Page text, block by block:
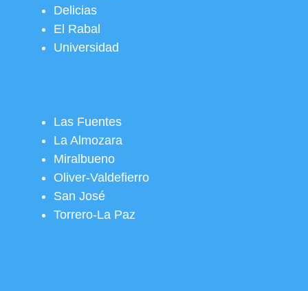
Delicias
El Rabal
Universidad
Las Fuentes
La Almozara
Miralbueno
Oliver-Valdefierro
San José
Torrero-La Paz